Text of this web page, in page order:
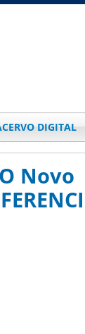
DIGITAL
Novo